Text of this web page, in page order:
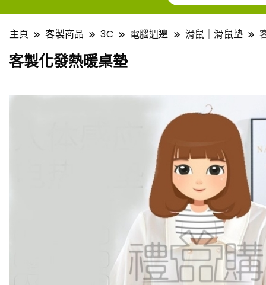
主頁 客製商品 3C 電腦週邊 滑鼠｜滑鼠墊
客製化發熱暖桌墊